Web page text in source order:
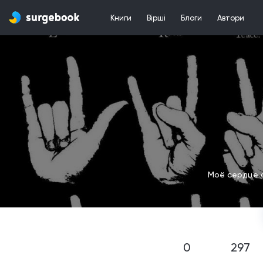
Книги Вірші Блоги Автори
Моё сердце
0 297